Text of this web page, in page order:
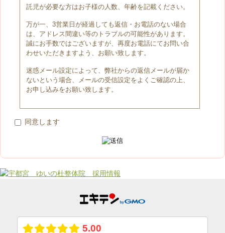
託児が必要な方はお子様の人数、年齢を記載ください。
万が一、3営業日が経過しても返信・お電話のない場合
は、アドレス間違い等のトラブルの可能性があります。
誠にお手数ではございますが、再度お電話にてお問い合
わせいただきますよう、お願い致します。
迷惑メール設定によって、弊社からの返信メールが届か
ないという場合、メールの受信設定をよくご確認の上、
お申し込みをお願い致します。
同意します